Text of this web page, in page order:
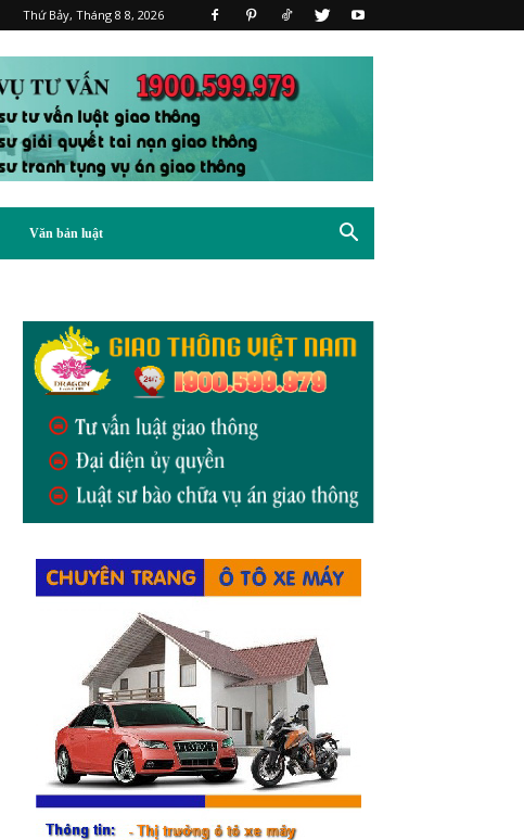
Thứ Bảy, Tháng 8 8, 2026
Văn bản luật